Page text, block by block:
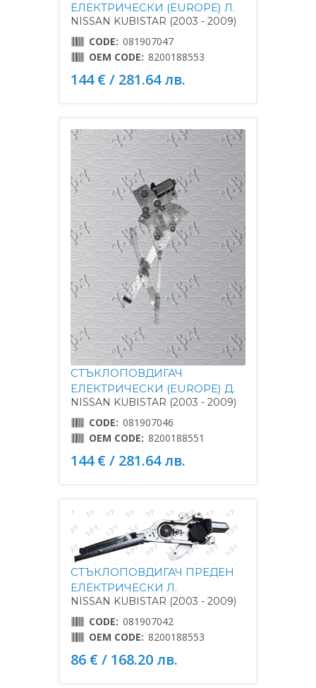
ЕЛЕКТРИЧЕСКИ (EUROPE) Л.
NISSAN KUBISTAR (2003 - 2009)
CODE: 081907047
OEM CODE: 8200188553
144 € / 281.64 лв.
СТЪКЛОПОВДИГАЧ
ЕЛЕКТРИЧЕСКИ (EUROPE) Д.
NISSAN KUBISTAR (2003 - 2009)
CODE: 081907046
OEM CODE: 8200188551
144 € / 281.64 лв.
СТЪКЛОПОВДИГАЧ ПРЕДЕН
ЕЛЕКТРИЧЕСКИ Л.
NISSAN KUBISTAR (2003 - 2009)
CODE: 081907042
OEM CODE: 8200188553
86 € / 168.20 лв.